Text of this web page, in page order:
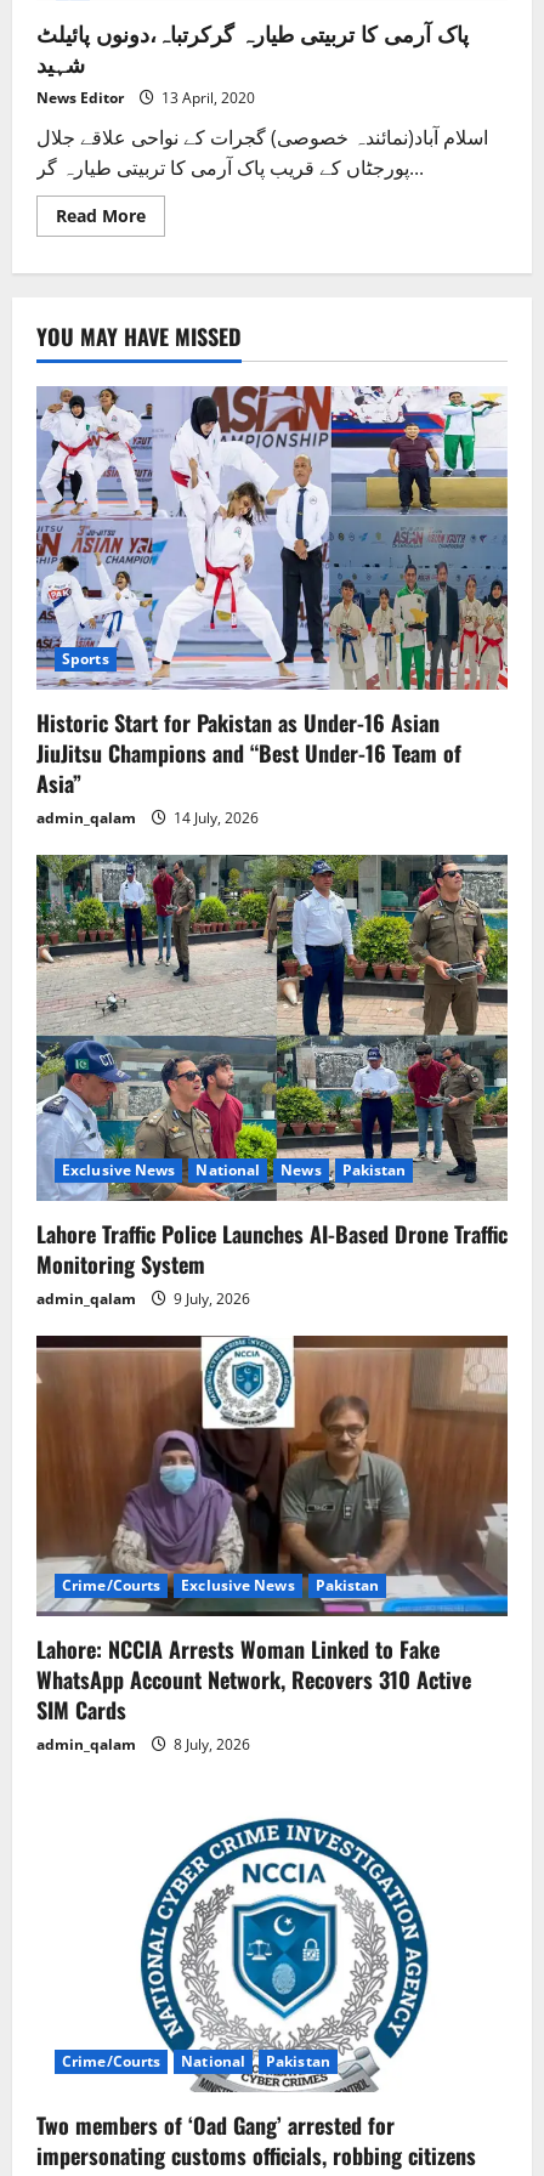
پاک آرمی کا تربیتی طیارہ گرکرتباہ،دونوں پائیلٹ
شہید
News Editor 13 April, 2020
اسلام آباد(نمائندہ خصوصی) گجرات کے نواحی علاقے جلال
پورجٹاں کے قریب پاک آرمی کا تربیتی طیارہ گر...
Read MoreRead
more
طیارہ
گرکرتباہ،دونوں
پائیلٹ
شہید
YOU MAY HAVE MISSED
Sports
Historic Start for Pakistan as Under-16 Asian
JiuJitsu Champions and “Best Under-16 Team of
Asia”
admin_qalam 14 July, 2026
Exclusive News National News Pakistan
Lahore Traffic Police Launches AI-Based Drone Traffic
Monitoring System
admin_qalam 9 July, 2026
Crime/Courts Exclusive News Pakistan
Lahore: NCCIA Arrests Woman Linked to Fake
WhatsApp Account Network, Recovers 310 Active
SIM Cards
admin_qalam 8 July, 2026
Crime/Courts National Pakistan
Two members of ‘Oad Gang’ arrested for
impersonating customs officials, robbing citizens